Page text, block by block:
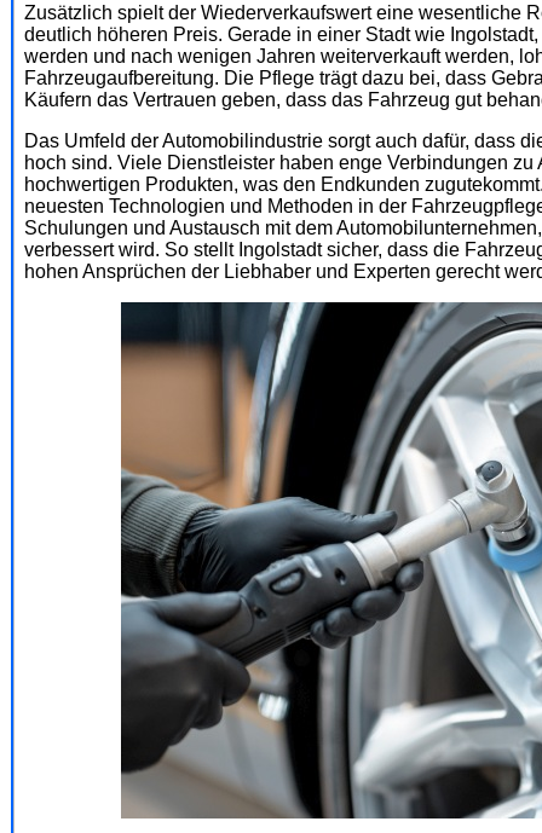
Zusätzlich spielt der Wiederverkaufswert eine wesentliche
deutlich höheren Preis. Gerade in einer Stadt wie
werden und nach wenigen Jahren weiterverkauft werden,
Fahrzeugaufbereitung. Die Pflege trägt dazu bei, dass
Käufern das Vertrauen geben, dass das Fahrzeug gut
Das Umfeld der Automobilindustrie sorgt auch dafür, dass
hoch sind. Viele Dienstleister haben enge Verbindungen
hochwertigen Produkten, was den Endkunden
neuesten Technologien und Methoden in der
Schulungen und Austausch mit dem
verbessert wird. So stellt Ingolstadt sicher, dass die
hohen Ansprüchen der Liebhaber und Experten gerecht